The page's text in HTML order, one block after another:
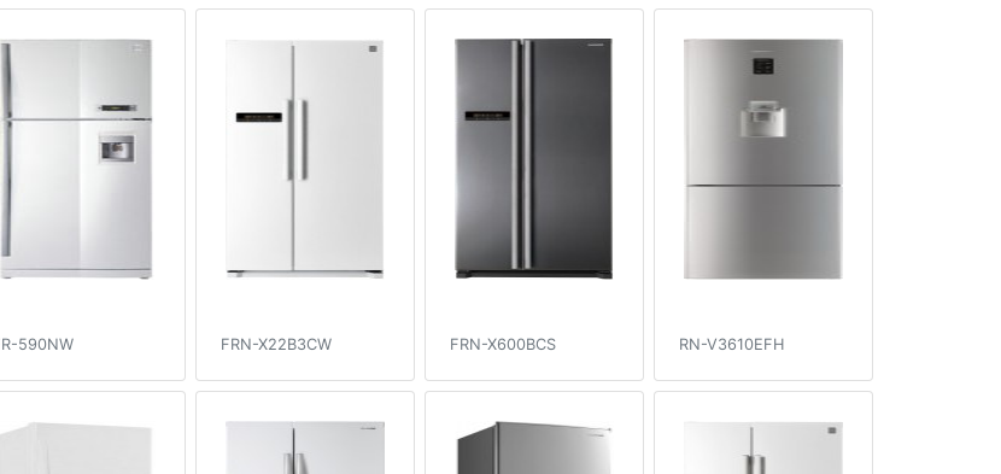
590NW FRN-X22B3CW FRN-X600BCS RN-V3610EFH